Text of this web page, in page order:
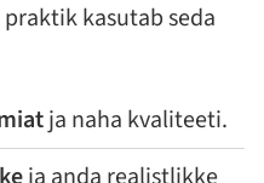
kasutab seda
ja naha kvaliteeti.